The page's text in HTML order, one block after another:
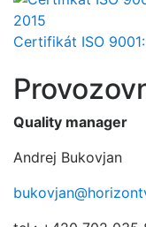
Certifikát ISO
Quality manager
Andrej Bukovjan